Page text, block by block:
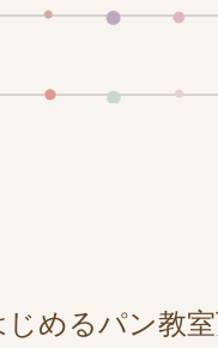
じめるパン教